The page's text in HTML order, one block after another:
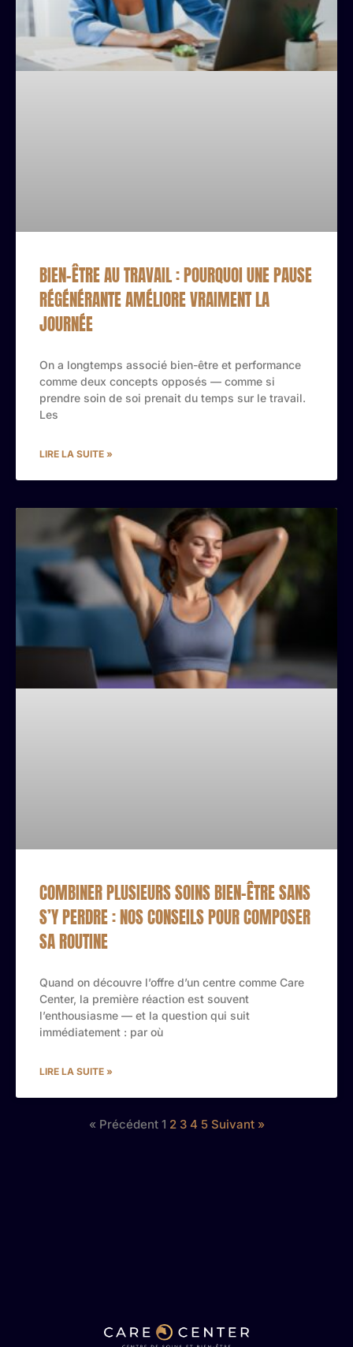
BIEN-ÊTRE AU TRAVAIL : POURQUOI UNE PAUSE
RÉGÉNÉRANTE AMÉLIORE VRAIMENT LA
JOURNÉE
On a longtemps associé bien-être et performance
comme deux concepts opposés — comme si
prendre soin de soi prenait du temps sur le travail.
Les
LIRE LA SUITE »
COMBINER PLUSIEURS SOINS BIEN-ÊTRE SANS
S’Y PERDRE : NOS CONSEILS POUR COMPOSER
SA ROUTINE
Quand on découvre l’offre d’un centre comme Care
Center, la première réaction est souvent
l’enthousiasme — et la question qui suit
immédiatement : par où
LIRE LA SUITE »
« Précédent 1 2 3 4 5 Suivant »